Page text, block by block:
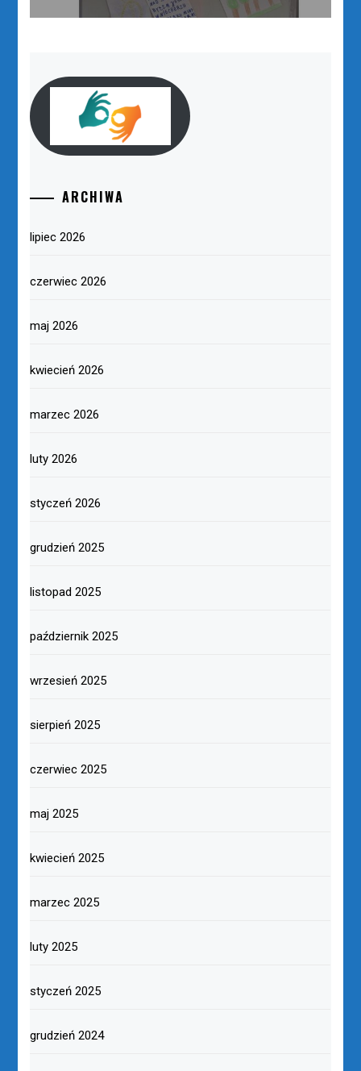
ARCHIWA
lipiec 2026
czerwiec 2026
maj 2026
kwiecień 2026
marzec 2026
luty 2026
styczeń 2026
grudzień 2025
listopad 2025
październik 2025
wrzesień 2025
sierpień 2025
czerwiec 2025
maj 2025
kwiecień 2025
marzec 2025
luty 2025
styczeń 2025
grudzień 2024